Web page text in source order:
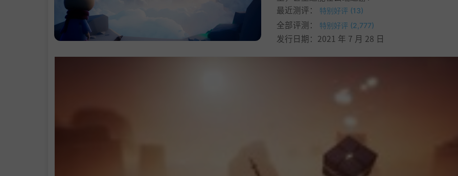
最近测评：
特别好评 (13)
全部评测： 特别好评 (2,777)
发行日期：2021 年 7 月 28 日